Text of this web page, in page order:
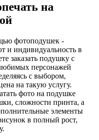
на
фотоподушек -
и индивидуальность в
заказать подушку с
персонажей
с выбором,
на такую услугу.
фото на подушке
сложности принта, а
элементы
в полный рост,